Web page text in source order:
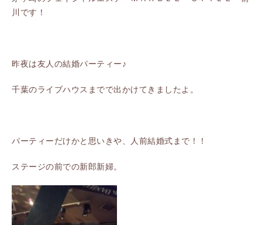
川です！
昨夜は友人の結婚パーティー♪
千葉のライブハウスまでで出かけてきましたよ。
パーティーだけかと思いきや、人前結婚式まで！！
ステージの前での新郎新婦。